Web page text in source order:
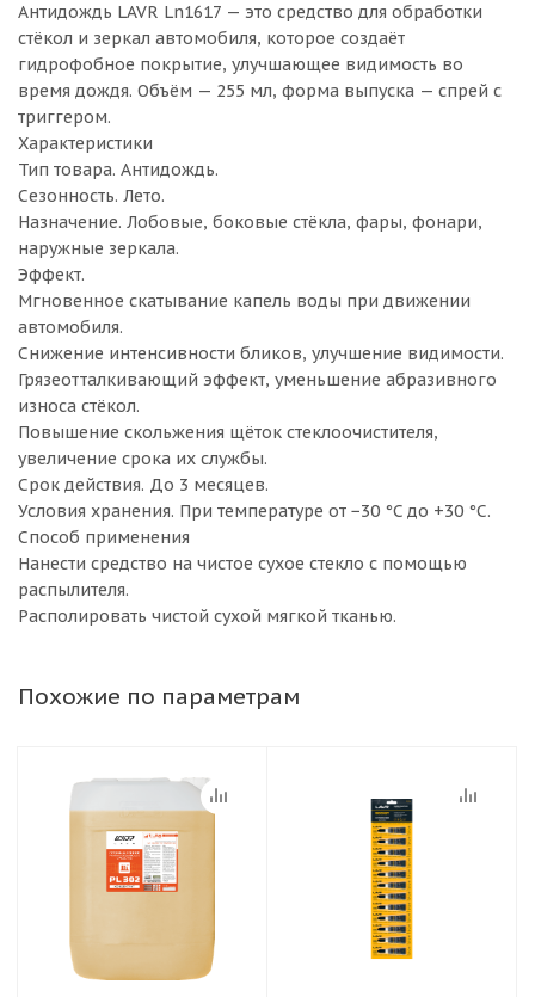
Антидождь LAVR Ln1617 — это средство для обработки
стёкол и зеркал автомобиля, которое создаёт
гидрофобное покрытие, улучшающее видимость во
время дождя. Объём — 255 мл, форма выпуска — спрей с
триггером.
Характеристики
Тип товара. Антидождь.
Сезонность. Лето.
Назначение. Лобовые, боковые стёкла, фары, фонари,
наружные зеркала.
Эффект.
Мгновенное скатывание капель воды при движении
автомобиля.
Снижение интенсивности бликов, улучшение видимости.
Грязеотталкивающий эффект, уменьшение абразивного
износа стёкол.
Повышение скольжения щёток стеклоочистителя,
увеличение срока их службы.
Срок действия. До 3 месяцев.
Условия хранения. При температуре от −30 °C до +30 °C.
Способ применения
Нанести средство на чистое сухое стекло с помощью
распылителя.
Располировать чистой сухой мягкой тканью.
Похожие по параметрам